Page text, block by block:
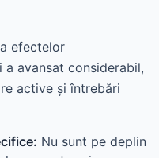
efectelor
a avansat considerabil,
active și întrebări
Nu sunt pe deplin